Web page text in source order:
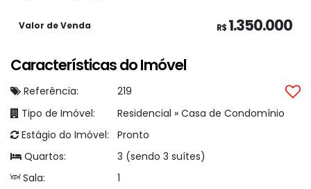
R$ 1.350.000
Valor de Venda
Características do Imóvel
Referência:
219
Tipo de Imóvel:
Residencial » Casa de Condomínio
Estágio do Imóvel:
Pronto
Quartos:
3 (sendo 3 suítes)
Sala:
1